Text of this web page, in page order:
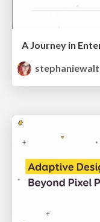
A Journey in